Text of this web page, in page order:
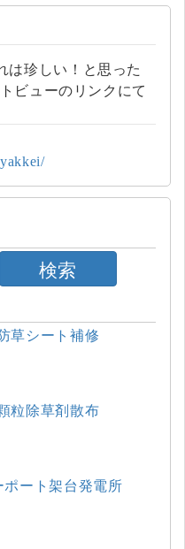
は珍しい！と思った
ビューのリンクにて
検索
草シート補修
粒除草剤散布
ート架台発電所